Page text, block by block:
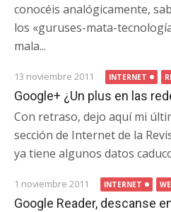
conocéis analógicamente,
los «guruses-mata-
mala...
13 noviembre 2011 INTERNET
Google+ ¿Un plus en las
Con retraso, dejo aquí mi
sección de Internet de la
ya tiene algunos datos
1 noviembre 2011 INTERNET
Google Reader, descanse